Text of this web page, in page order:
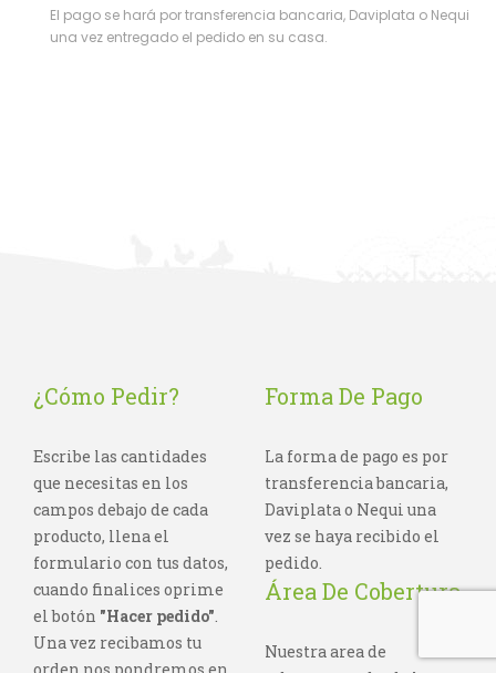
El pago se hará por transferencia bancaria, Daviplata o Nequi
una vez entregado el pedido en su casa.
¿Cómo Pedir?
Escribe las cantidades
que necesitas en los
campos debajo de cada
producto, llena el
formulario con tus datos,
cuando finalices oprime
el botón "Hacer pedido"
Una vez recibamos tu
orden nos pondremos en
Forma De Pago
La forma de pago es por
transferencia bancaria,
Daviplata o Nequi una
vez se haya recibido el
pedido.
Área De Cobertura
Nuestra area de